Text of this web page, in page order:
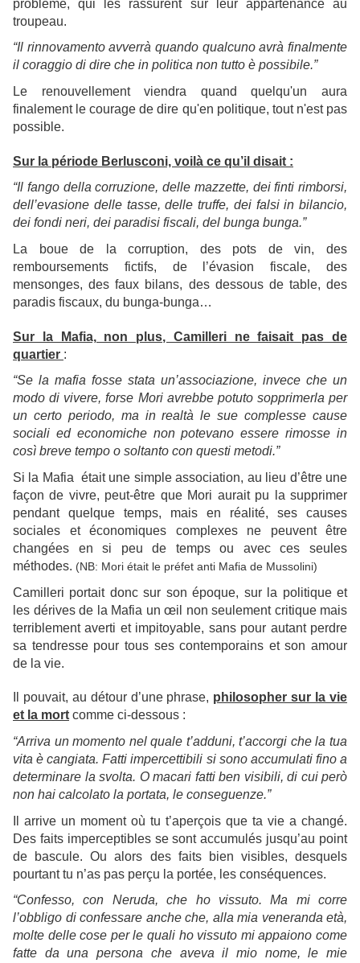
problème, qui les rassurent sur leur appartenance au
troupeau.
“Il rinnovamento avverrà quando qualcuno avrà finalmente
il coraggio di dire che in politica non tutto è possibile.”
Le renouvellement viendra quand quelqu'un aura
finalement le courage de dire qu'en politique, tout n'est pas
possible.
Sur la période Berlusconi, voilà ce qu’il disait :
“Il fango della corruzione, delle mazzette, dei finti rimborsi,
dell’evasione delle tasse, delle truffe, dei falsi in bilancio,
dei fondi neri, dei paradisi fiscali, del bunga bunga.”
La boue de la corruption, des pots de vin, des
remboursements fictifs, de l’évasion fiscale, des
mensonges, des faux bilans, des dessous de table, des
paradis fiscaux, du bunga-bunga…
Sur la Mafia, non plus, Camilleri ne faisait pas de
quartier :
“Se la mafia fosse stata un’associazione, invece che un
modo di vivere, forse Mori avrebbe potuto sopprimerla per
un certo periodo, ma in realtà le sue complesse cause
sociali ed economiche non potevano essere rimosse in
così breve tempo o soltanto con questi metodi.”
Si la Mafia était une simple association, au lieu d’être une
façon de vivre, peut-être que Mori aurait pu la supprimer
pendant quelque temps, mais en réalité, ses causes
sociales et économiques complexes ne peuvent être
changées en si peu de temps ou avec ces seules
méthodes. (NB: Mori était le préfet anti Mafia de Mussolini)
Camilleri portait donc sur son époque, sur la politique et
les dérives de la Mafia un œil non seulement critique mais
terriblement averti et impitoyable, sans pour autant perdre
sa tendresse pour tous ses contemporains et son amour
de la vie.
Il pouvait, au détour d’une phrase, philosopher sur la vie
et la mort comme ci-dessous :
“Arriva un momento nel quale t’adduni, t’accorgi che la tua
vita è cangiata. Fatti impercettibili si sono accumulati fino a
determinare la svolta. O macari fatti ben visibili, di cui però
non hai calcolato la portata, le conseguenze.”
Il arrive un moment où tu t’aperçois que ta vie a changé.
Des faits imperceptibles se sont accumulés jusqu’au point
de bascule. Ou alors des faits bien visibles, desquels
pourtant tu n’as pas perçu la portée, les conséquences.
“Confesso, con Neruda, che ho vissuto. Ma mi corre
l’obbligo di confessare anche che, alla mia veneranda età,
molte delle cose per le quali ho vissuto mi appaiono come
fatte da una persona che aveva il mio nome, le mie